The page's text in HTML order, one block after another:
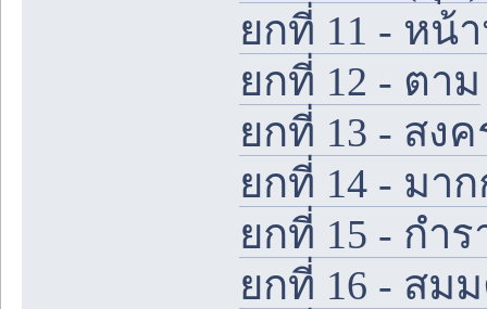
ยกที่ 11 - หน้
ยกที่ 12 - ตาม
ยกที่ 13 - สง
ยกที่ 14 - มา
ยกที่ 15 - กำร
ยกที่ 16 - สม